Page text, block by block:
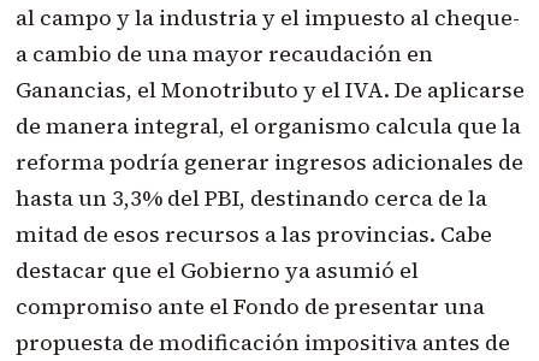
al campo y la industria y el impuesto al cheque-
a cambio de una mayor recaudación en
Ganancias, el Monotributo y el IVA. De aplicarse
de manera integral, el organismo calcula que la
reforma podría generar ingresos adicionales de
hasta un 3,3% del PBI, destinando cerca de la
mitad de esos recursos a las provincias. Cabe
destacar que el Gobierno ya asumió el
compromiso ante el Fondo de presentar una
propuesta de modificación impositiva antes de